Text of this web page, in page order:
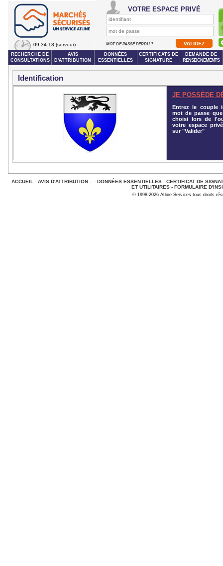
09:34:18 (serveur)
VOTRE ESPACE PRIVÉ
MOT DE PASSE PERDU ?
RECHERCHE DE
CONSULTATIONS
AVIS
D'ATTRIBUTION
DONNÉES
ESSENTIELLES
CERTIFICATS DE
SIGNATURE
DEMANDE DE
RENSEIGNEMENTS
Identification
JE POSSÈDE
Entrez le couple
mot de passe
choisi lors de
votre espace
sur "Valider"
ACCUEIL - AVIS D'ATTRIBUTION... - DONNÉES ESSENTIELLES- CERTIFICAT DE
ET UTILITAIRES - FORMULAIRE
© 1998-2026 Atline Services tous droits